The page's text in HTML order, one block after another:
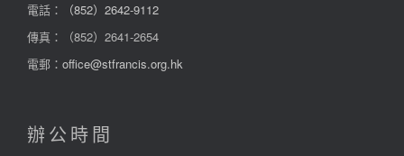
電話：
（852）2642-9112
傳真：（852）2641-2654
電郵： office@stfrancis.org.hk
辦公時間